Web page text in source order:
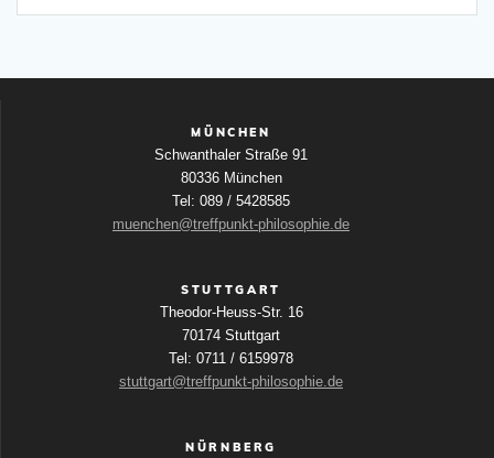
MÜNCHEN
Schwanthaler Straße 91
80336 München
Tel: 089 / 5428585
muenchen@treffpunkt-philosophie.de
STUTTGART
Theodor-Heuss-Str. 16
70174 Stuttgart
Tel: 0711 / 6159978
stuttgart@treffpunkt-philosophie.de
NÜRNBERG